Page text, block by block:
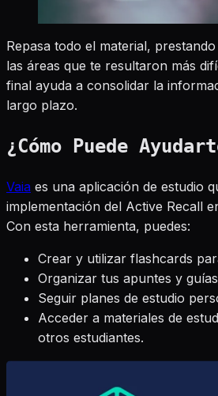
Repasa todo el material,
las áreas que te resultaron más
final ayuda a consolidar la
largo plazo.
¿Cómo Puede
Vaia es una aplicación de estudio
implementación del Active Recall
Con esta herramienta, puedes:
Crear y utilizar flashcards
Organizar tus apuntes y
Seguir planes de estudio
Acceder a materiales de
otros estudiantes.